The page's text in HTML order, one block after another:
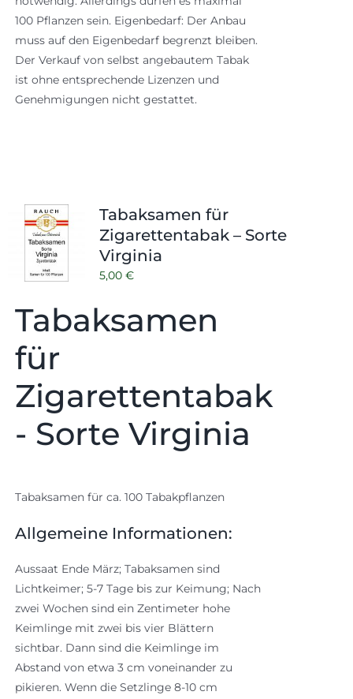
100 Pflanzen sein. Eigenbedarf: Der Anbau
muss auf den Eigenbedarf begrenzt bleiben.
Der Verkauf von selbst angebautem Tabak
ist ohne entsprechende Lizenzen und
Genehmigungen nicht gestattet.
Tabaksamen für
Zigarettentabak – Sorte
Virginia
5,00 €
Tabaksamen
für
Zigarettentabak
- Sorte Virginia
Tabaksamen für ca. 100 Tabakpflanzen
Allgemeine Informationen:
Aussaat Ende März; Tabaksamen sind
Lichtkeimer; 5-7 Tage bis zur Keimung; Nach
zwei Wochen sind ein Zentimeter hohe
Keimlinge mit zwei bis vier Blättern
sichtbar. Dann sind die Keimlinge im
Abstand von etwa 3 cm voneinander zu
pikieren. Wenn die Setzlinge 8-10 cm